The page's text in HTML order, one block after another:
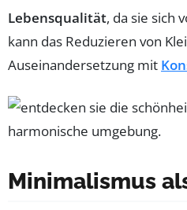
Lebensqualität, da sie sich
kann das Reduzieren von
Auseinandersetzung mit
Minimalismus